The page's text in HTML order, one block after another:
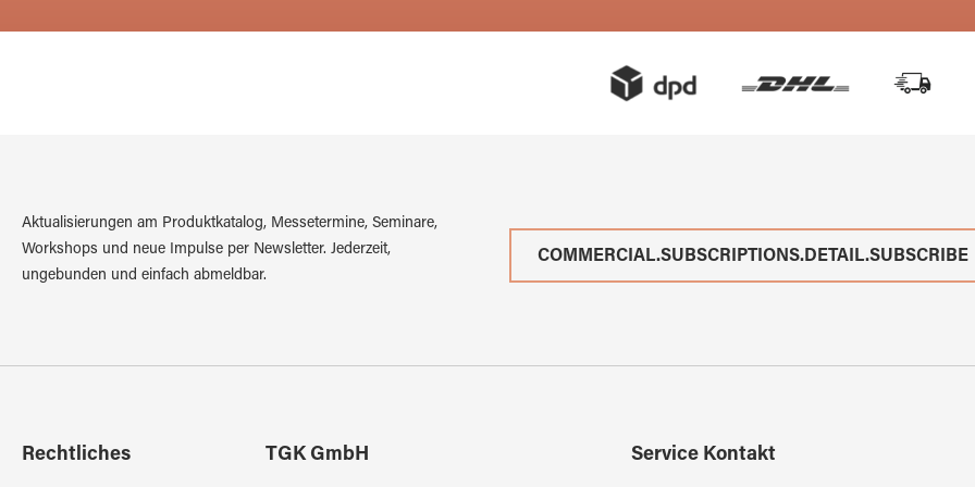
Aktualisierungen am Produktkatalog, Messetermine, Seminare,
Workshops und neue Impulse per Newsletter. Jederzeit,
ungebunden und einfach abmeldbar.
COMMERCIAL.SUBSCRIPTIONS.DETAIL.SUBSCRIBE
Rechtliches TGK GmbH Service Kontakt